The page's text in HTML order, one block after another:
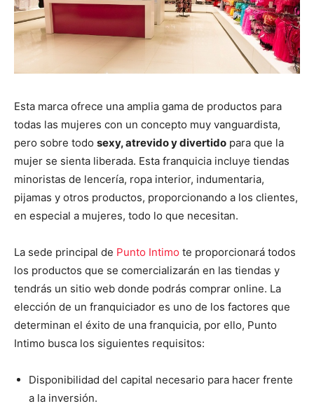
Esta marca ofrece una amplia gama de productos para
todas las mujeres con un concepto muy vanguardista,
pero sobre todo sexy, atrevido y divertido para que la
mujer se sienta liberada. Esta franquicia incluye tiendas
minoristas de lencería, ropa interior, indumentaria,
pijamas y otros productos, proporcionando a los clientes,
en especial a mujeres, todo lo que necesitan.
La sede principal de Punto Intimo te proporcionará todos
los productos que se comercializarán en las tiendas y
tendrás un sitio web donde podrás comprar online. La
elección de un franquiciador es uno de los factores que
determinan el éxito de una franquicia, por ello, Punto
Intimo busca los siguientes requisitos:
Disponibilidad del capital necesario para hacer frente
a la inversión.